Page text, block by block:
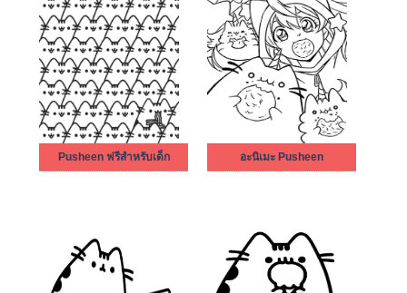
Pusheen ฟรีสำหรับเด็ก อะนิเมะ Pusheen